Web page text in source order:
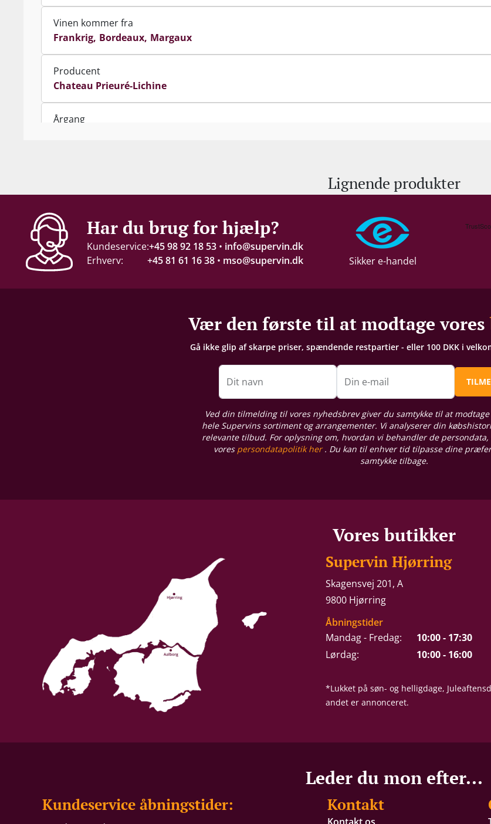
Vinen kommer fra
Frankrig Bordeaux Margaux
Producent
Chateau Prieuré-Lichine
Årgang
Alkohol-%
13 %
Proptype
Lignende produkter
Har du brug for hjælp?
Kundeservice:+45 98 92 18 53 • info@supervin.dk
Erhverv:
+45 81 61 16 38 • mso@supervin.dk Sikker e-handel
Vær den første til at modtage vores
Gå ikke glip af skarpe priser, spændende restpartier - eller 100 DKK i
Dit navn Din e-mail
Ved din tilmelding til vores nyhedsbrev giver du samtykke til at
hele Supervins sortiment og arrangementer. Vi analyserer din
relevante tilbud. For oplysning om, hvordan vi behandler de
vores persondatapolitik her. Du kan til enhver tid tilpasse dine
samtykke tilbage.
Vores butikker
Supervin Hjørring
Skagensvej 201, A
9800 Hjørring
Åbningstider
Mandag - Fredag:
10:00 - 17:30
Lørdag:
10:00 - 16:00
*Lukket på søn- og helligdage,
andet er annonceret.
Leder du mon efter...
Kundeservice åbningstider: Kontakt